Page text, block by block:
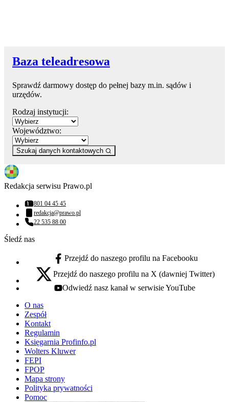
Baza teleadresowa
Sprawdź darmowy dostęp do pełnej bazy m.in. sądów i
urzędów.
Rodzaj instytucji:
Województwo:
Szukaj danych kontaktowych
Redakcja serwisu Prawo.pl
Numer telefonu:
801 04 45 45
Adres email:
redakcja@prawo.pl
Numer telefonu:
22 535 88 00
Śledź nas
facebook - otwiera się w nowej karcie
Przejdź do naszego profilu na Facebooku
x - otwiera się w nowej karcie
Przejdź do naszego profilu na X (dawniej Twitter)
youtube - otwiera się w nowej karcie
Odwiedź nasz kanał w serwisie YouTube
O nas
Zespół
Kontakt
Regulamin
Księgarnia Profinfo.pl
Wolters Kluwer
FEPI
FPOP
Mapa strony
Polityka prywatności
Pomoc